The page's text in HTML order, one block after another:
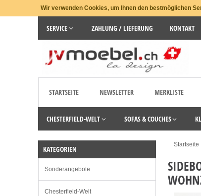
Wir verwenden Cookies, um Ihnen den bestmöglichen
SERVICE ZAHLUNG / LIEFERUNG KONTAKT
STARTSEITE NEWSLETTER MERKLISTE
CHESTERFIELD-WELT SOFAS & COUCHES
Startseite
KATEGORIEN
Sonderangebote
Chesterfield-Welt